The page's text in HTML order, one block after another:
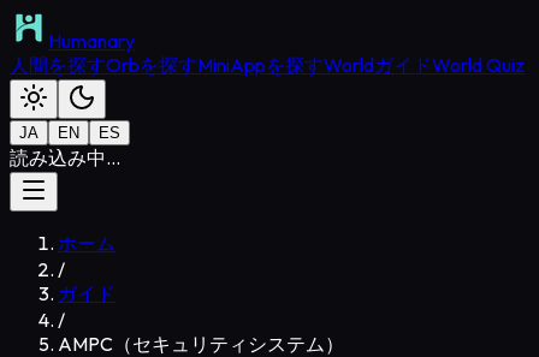
Humanary
人間を探すOrbを探すMiniAppを探すWorldガイドWorld Quiz
JA EN ES
読み込み中...
ホーム
/
ガイド
/
AMPC（セキュリティシステム）